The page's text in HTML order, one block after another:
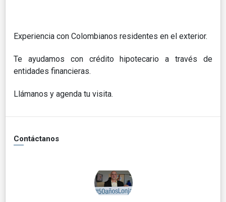
Experiencia con Colombianos residentes en el exterior.
Te ayudamos con crédito hipotecario a través de
entidades financieras.
Llámanos y agenda tu visita.
Contáctanos